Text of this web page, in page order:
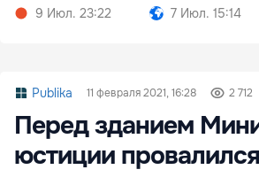
9 Июл. 23:22
7 Июл. 15:14
Publika 11 февраля 2021, 16:28 2 712
Перед зданием
юстиции